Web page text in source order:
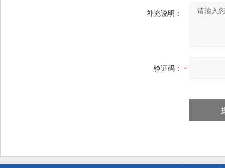
补充说明：
验证码：